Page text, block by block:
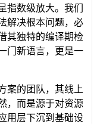
指数级放大。我们
解决根本问题，必
其独特的编译期检
门新语言，更是一
案的团队，其线上
，而是源于对资源
用层下沉到基础设